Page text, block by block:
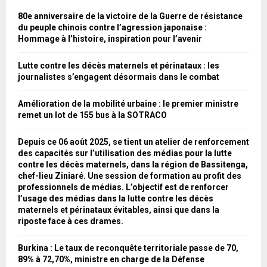
o
r
:
80e anniversaire de la victoire de la Guerre de résistance
du peuple chinois contre l’agression japonaise :
Hommage à l’histoire, inspiration pour l’avenir
Lutte contre les décès maternels et périnataux : les
journalistes s’engagent désormais dans le combat
Amélioration de la mobilité urbaine : le premier ministre
remet un lot de 155 bus à la SOTRACO
Depuis ce 06 août 2025, se tient un atelier de renforcement
des capacités sur l’utilisation des médias pour la lutte
contre les décès maternels, dans la région de Bassitenga,
chef-lieu Ziniaré. Une session de formation au profit des
professionnels de médias. L’objectif est de renforcer
l’usage des médias dans la lutte contre les décès
maternels et périnataux évitables, ainsi que dans la
riposte face à ces drames.
Burkina : Le taux de reconquête territoriale passe de 70,
89% à 72,70%, ministre en charge de la Défense